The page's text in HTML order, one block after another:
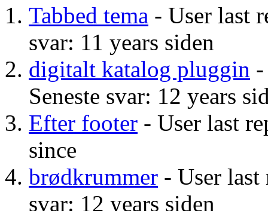
Tabbed tema - User last
svar: 11 years siden
digitalt katalog pluggin
Seneste svar: 12 years
Efter footer - User last
since
brødkrummer - User
svar: 12 years siden